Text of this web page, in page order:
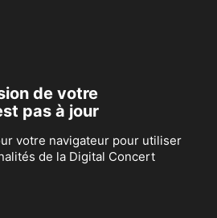
de votre
pas à jour
votre navigateur pour utiliser
de la Digital Concert